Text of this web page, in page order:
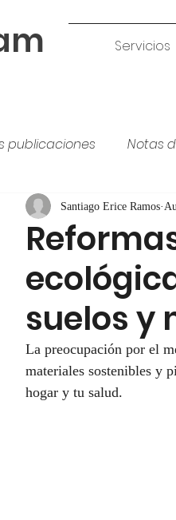
Servicios
publicaciones Notas
de pintura colores
suelos y
Santiago Erice Ramos
La preocupación por el
materiales sostenibles y
hogar y tu salud.